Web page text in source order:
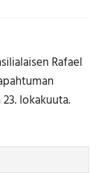
Rafael
lokakuuta.